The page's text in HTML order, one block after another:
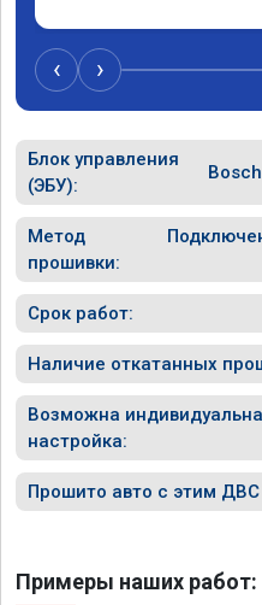
‹ ›
Блок управления
(ЭБУ):
Метод
прошивки:
Срок работ:
Наличие откатанных
Возможна
настройка:
Прошито авто с этим
Примеры наших работ: